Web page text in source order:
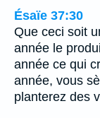
Ésaïe 37:30
Que ceci soit
année le
année ce qui
année, vous
planterez des